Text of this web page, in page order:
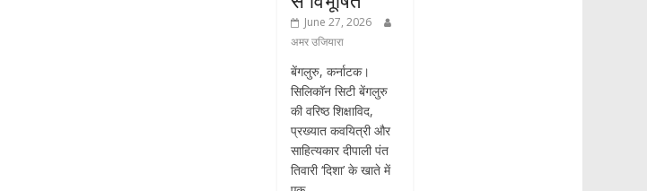
June 27, 2026
अमर उजियारा
बेंगलुरु, कर्नाटक।
सिलिकॉन सिटी बेंगलुरु
की वरिष्ठ शिक्षाविद,
प्रख्यात कवयित्री और
साहित्यकार दीपाली पंत
तिवारी ‘दिशा’ के खाते में